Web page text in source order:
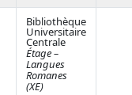
Bibliothèque
Universitaire
Centrale
Étage –
Langues
Romanes
(XE)